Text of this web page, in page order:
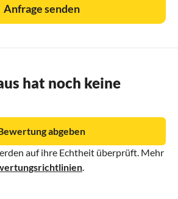
Anfrage senden
hat noch keine
auf ihre Echtheit überprüft. Mehr
abgeben